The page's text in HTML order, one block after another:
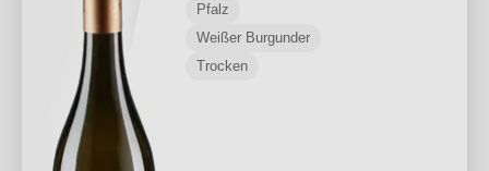
Pfalz
Weißer Burgunder
Trocken